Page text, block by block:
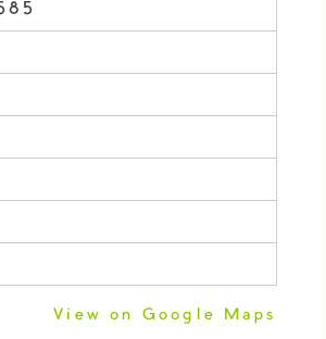
View on Google Maps